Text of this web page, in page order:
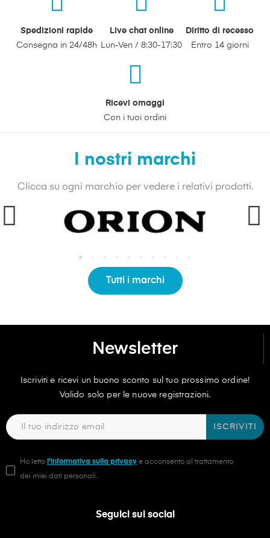
Spedizioni rapide
Consegna in 24/48h
Live chat online
Lun-Ven / 8:30-17:30
Diritto di recesso
Entro 14 giorni
Ricevi omaggi
Con i tuoi ordini
I nostri marchi
Clicca su ogni marchio per vedere i relativi prodotti.
Tutti i marchi
Newsletter
Iscriviti e ricevi un buono sconto sul tuo prossimo ordine!
Valido solo per le nuove registrazioni.
ISCRIVITI
Ho letto l'informativa sulla privacy e acconsento al trattamento
dei miei dati personali.
Seguici sui social